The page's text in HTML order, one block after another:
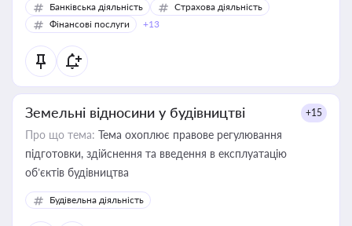
Банківська діяльність
Страхова діяльність
Фінансові послуги
+13
Земельні відносини у будівництві +15
Про що тема: Тема охоплює правове регулювання
підготовки, здійснення та введення в експлуатацію
об’єктів будівництва
Будівельна діяльність